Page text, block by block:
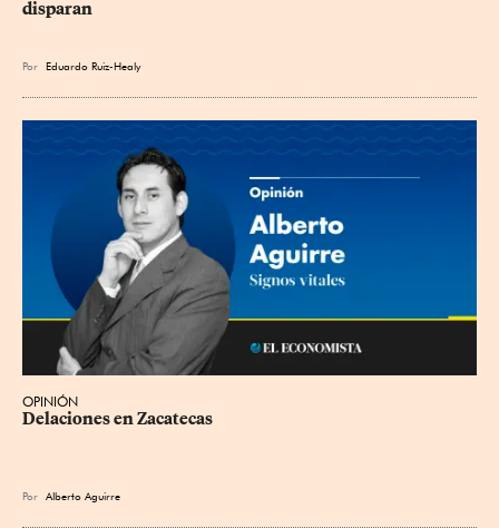
disparan
Por Eduardo Ruiz-Healy
OPINIÓN
Delaciones en Zacatecas
Por Alberto Aguirre